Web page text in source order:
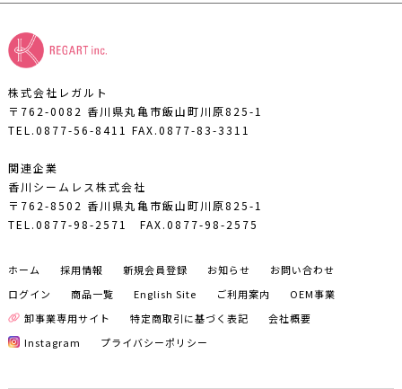
株式会社レガルト
〒762-0082 香川県丸亀市飯山町川原825-1
TEL.0877-56-8411 FAX.0877-83-3311
関連企業
香川シームレス株式会社
〒762-8502 香川県丸亀市飯山町川原825-1
TEL.0877-98-2571
FAX.0877-98-2575
ホーム 採用情報 新規会員登録 お知らせ
お問い合わせ
ログイン
商品一覧 English Site ご利用案内
OEM事業
卸事業専用サイト
特定商取引に基づく表記
会社概要
Instagram
プライバシーポリシー